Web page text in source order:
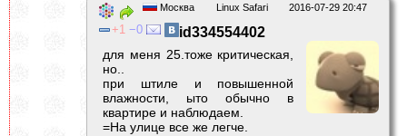
2016-07-29 20:47
Linux Safari
Москва
1 0 id334554402
для меня 25.тоже критическая,
но..
при штиле и повышенной
влажности, ыто обычно в
квартире и наблюдаем.
=На улице все же легче.